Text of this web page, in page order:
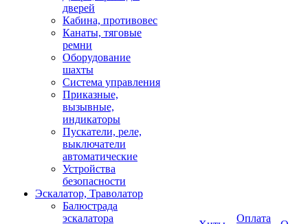
дверей
Кабина, противовес
Канаты, тяговые
ремни
Оборудование
шахты
Система управления
Приказные,
вызывные,
индикаторы
Пускатели, реле,
выключатели
автоматические
Устройства
безопасности
Эскалатор, Траволатор
Балюстрада
эскалатора
Оплата